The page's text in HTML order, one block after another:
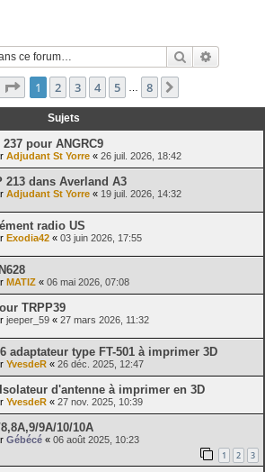
Rechercher
Page 1sur8
1 2 3 4 5 8
Sujets
pour ANGRC9
Adjudant St Yorre « 26 juil. 2026, 18:42
213 dans Averland A3
Adjudant St Yorre « 19 juil. 2026, 14:32
radio US
Exodia42 « 03 juin 2026, 17:55
MATIZ « 06 mai 2026, 07:08
TRPP39
jeeper_59 « 27 mars 2026, 11:32
adaptateur type FT-501 à imprimer 3D
YvesdeR « 26 déc. 2025, 12:47
Isolateur d'antenne à imprimer en 3D
YvesdeR « 27 nov. 2025, 10:39
9A/10/10A
Gébécé « 06 août 2025, 10:23
1 2 3